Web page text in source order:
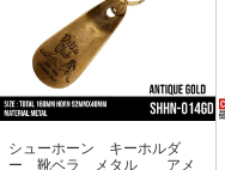
シューホーン キーホルダ
ー 靴ベラ メタル アメ